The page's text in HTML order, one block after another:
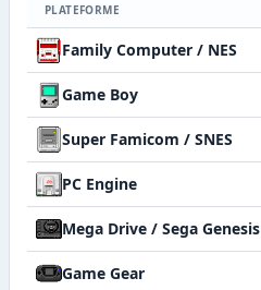
PLATEFORME
Family Computer / NES
Game Boy
Super Famicom / SNES
PC Engine
Mega Drive / Sega Genesis
Game Gear